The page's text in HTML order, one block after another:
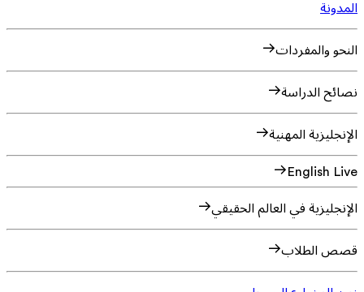
المدونة
النحو والمفردات
نصائح الدراسة
الإنجليزية المهنية
English Live
الإنجليزية في العالم الحقيقي
قصص الطلاب